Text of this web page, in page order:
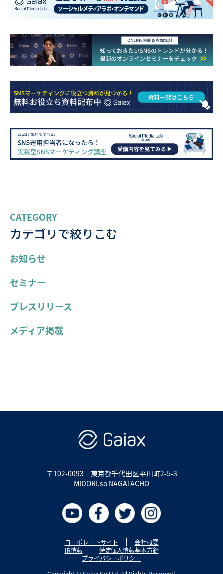
CATEGORY
カテゴリで絞りこむ
お知らせ
セミナー
プレスリリース
メディア掲載
〒102-0093 東京都千代田区平川町2-5-3
MIDORI.so NAGATACHO
コーポレートサイト
会社概要
IR情報
特定個人情報基本方針
プライバシーポリシー